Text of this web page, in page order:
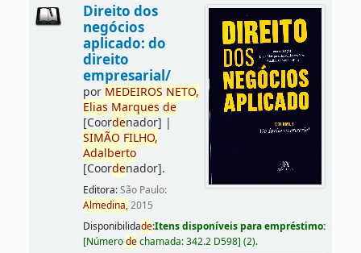
Direito dos
negócios
aplicado: do
direito
empresarial/
por MEDEIROS NETO,
Elias Marques de
[Coordenador] |
SIMÃO FILHO,
Adalberto
[Coordenador].
Editora:São Paulo:
Almedina,2015
Disponibilidade:Itens disponíveis para empréstimo:
[Númerodechamada:342.2 D598] (2).